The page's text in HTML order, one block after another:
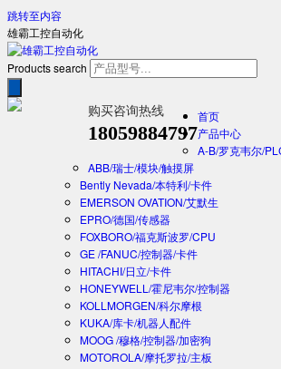
跳转至内容
雄霸工控自动化
Products search
购买咨询热线
18059884797
首页
产品中心
A-B/罗克韦尔/
ABB/瑞士/模块/触摸屏
Bently Nevada/本特利/卡件
EMERSON OVATION/艾默生
EPRO/德国/传感器
FOXBORO/福克斯波罗/CPU
GE /FANUC/控制器/卡件
HITACHI/日立/卡件
HONEYWELL/霍尼韦尔/控制器
KOLLMORGEN/科尔摩根
KUKA/库卡/机器人配件
MOOG /穆格/控制器/加密狗
MOTOROLA/摩托罗拉/主板